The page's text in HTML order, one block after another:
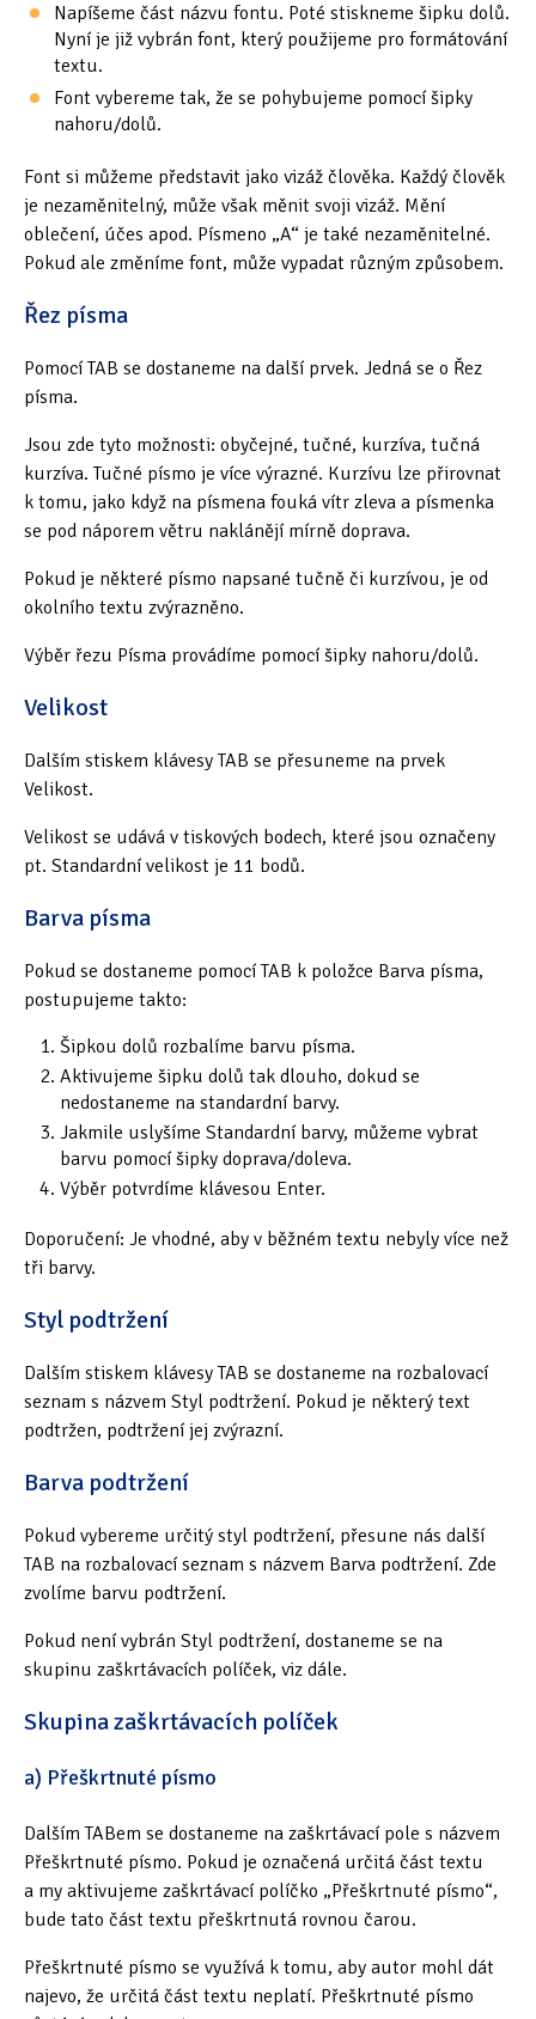
Napíšeme část názvu fontu. Poté stiskneme šipku dolů.
Nyní je již vybrán font, který použijeme pro formátování
textu.
Font vybereme tak, že se pohybujeme pomocí šipky
nahoru/dolů.
Font si můžeme představit jako vizáž člověka. Každý člověk
je nezaměnitelný, může však měnit svoji vizáž. Mění
oblečení, účes apod. Písmeno „A“ je také nezaměnitelné.
Pokud ale změníme font, může vypadat různým způsobem.
Řez písma
Pomocí TAB se dostaneme na další prvek. Jedná se o Řez
písma.
Jsou zde tyto možnosti: obyčejné, tučné, kurzíva, tučná
kurzíva. Tučné písmo je více výrazné. Kurzívu lze přirovnat
k tomu, jako když na písmena fouká vítr zleva a písmenka
se pod náporem větru naklánějí mírně doprava.
Pokud je některé písmo napsané tučně či kurzívou, je od
okolního textu zvýrazněno.
Výběr řezu Písma provádíme pomocí šipky nahoru/dolů.
Velikost
Dalším stiskem klávesy TAB se přesuneme na prvek
Velikost.
Velikost se udává v tiskových bodech, které jsou označeny
pt. Standardní velikost je 11 bodů.
Barva písma
Pokud se dostaneme pomocí TAB k položce Barva písma,
postupujeme takto:
Šipkou dolů rozbalíme barvu písma.
Aktivujeme šipku dolů tak dlouho, dokud se
nedostaneme na standardní barvy.
Jakmile uslyšíme Standardní barvy, můžeme vybrat
barvu pomocí šipky doprava/doleva.
Výběr potvrdíme klávesou Enter.
Doporučení: Je vhodné, aby v běžném textu nebyly více než
tři barvy.
Styl podtržení
Dalším stiskem klávesy TAB se dostaneme na rozbalovací
seznam s názvem Styl podtržení. Pokud je některý text
podtržen, podtržení jej zvýrazní.
Barva podtržení
Pokud vybereme určitý styl podtržení, přesune nás další
TAB na rozbalovací seznam s názvem Barva podtržení. Zde
zvolíme barvu podtržení.
Pokud není vybrán Styl podtržení, dostaneme se na
skupinu zaškrtávacích políček, viz dále.
Skupina zaškrtávacích políček
a) Přeškrtnuté písmo
Dalším TABem se dostaneme na zaškrtávací pole s názvem
Přeškrtnuté písmo. Pokud je označená určitá část textu
a my aktivujeme zaškrtávací políčko „Přeškrtnuté písmo“,
bude tato část textu přeškrtnutá rovnou čarou.
Přeškrtnuté písmo se využívá k tomu, aby autor mohl dát
najevo, že určitá část textu neplatí. Přeškrtnuté písmo